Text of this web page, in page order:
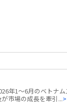
年1～6月のベトナ
市場の成長を牽引...